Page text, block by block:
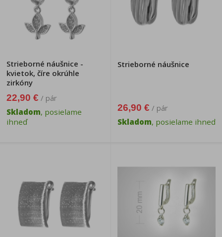
Strieborné náušnice -
kvietok, číre okrúhle
zirkóny
22,90 € / pár
Skladom, posielame
ihneď
Strieborné náušnice
26,90 € / pár
Skladom, posielame ihneď